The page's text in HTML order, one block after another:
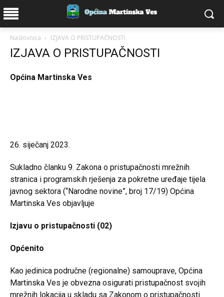
Naslovnica IZJAVA O PRISTUPAČNOSTI
IZJAVA O PRISTUPAČNOSTI
Općina Martinska Ves
26. siječanj 2023.
Sukladno članku 9. Zakona o pristupačnosti mrežnih
stranica i programskih rješenja za pokretne uređaje tijela
javnog sektora (“Narodne novine”, broj 17/19) Općina
Martinska Ves objavljuje
Izjavu o pristupačnosti (02)
Općenito
Kao jedinica područne (regionalne) samouprave, Općina
Martinska Ves je obvezna osigurati pristupačnost svojih
mrežnih lokacija u skladu sa Zakonom o pristupačnosti